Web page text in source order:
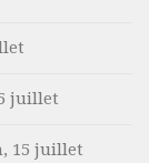
juillet
15 juillet